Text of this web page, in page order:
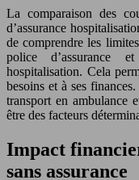
La comparaison des
d’assurance
de comprendre les
police d’assurance
hospitalisation. Cela
besoins et à ses
transport en ambulance
être des facteurs
Impact
sans assurance